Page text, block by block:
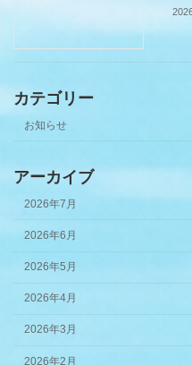
カテゴリー
お知らせ
アーカイブ
2026年7月
2026年6月
2026年5月
2026年4月
2026年3月
2026年2月